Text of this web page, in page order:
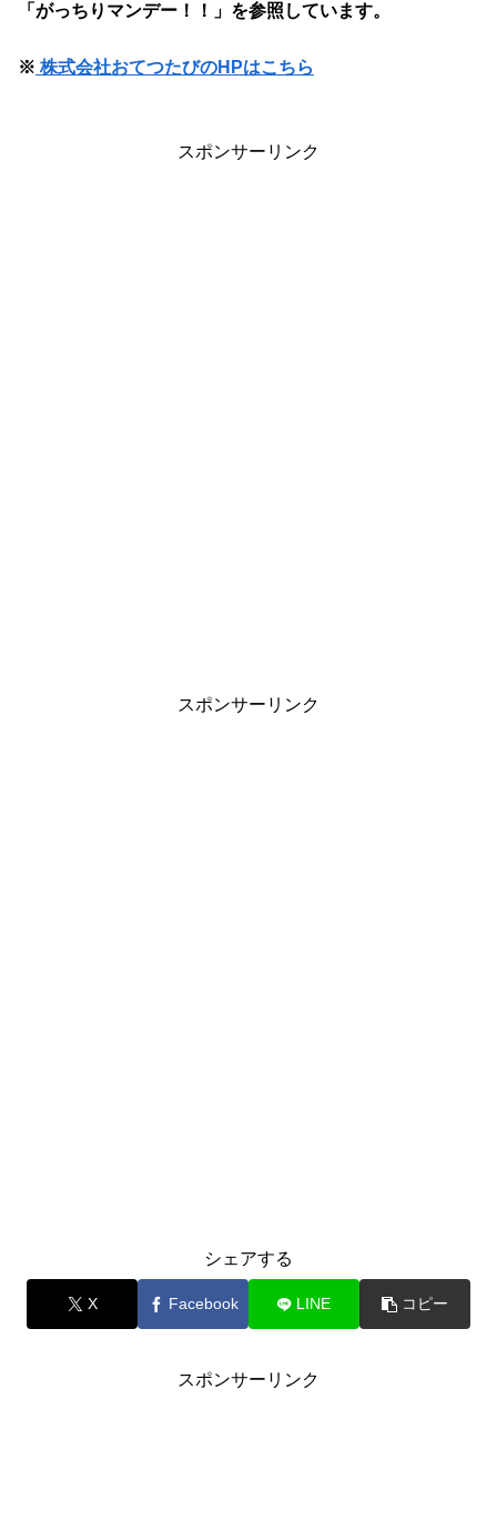
「がっちりマンデー！！」を参照しています。
※ 株式会社おてつたびのHPはこちら
スポンサーリンク
スポンサーリンク
シェアする
X Facebook LINE コピー
スポンサーリンク